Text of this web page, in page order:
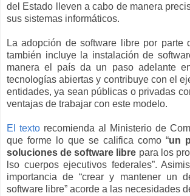
del Estado lleven a cabo de manera
sus sistemas informáticos.
La adopción de software libre por parte
también incluye la instalación de
manera el país da un paso adelante
tecnologías abiertas y contribuye con el
entidades, ya sean públicas o privadas
ventajas de trabajar con este modelo.
El texto recomienda al Ministerio de
que forme lo que se califica como “un
soluciones de software libre para los
lso cuerpos ejecutivos federales”.
importancia de “crear y mantener un
software libre” acorde a las necesidades